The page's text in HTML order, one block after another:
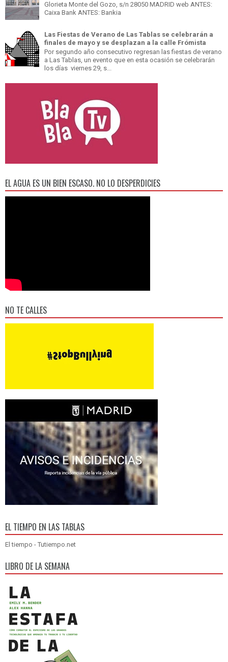
Glorieta Monte del Gozo, s/n 28050 MADRID web ANTES:
Caixa Bank ANTES: Bankia
Las Fiestas de Verano de Las Tablas se celebrarán a
finales de mayo y se desplazan a la calle Frómista
Por segundo año consecutivo regresan las fiestas de verano
a Las Tablas, un evento que en esta ocasión se celebrarán
los días viernes 29, s...
EL AGUA ES UN BIEN ESCASO. NO LO DESPERDICIES
NO TE CALLES
EL TIEMPO EN LAS TABLAS
El tiempo - Tutiempo.net
LIBRO DE LA SEMANA